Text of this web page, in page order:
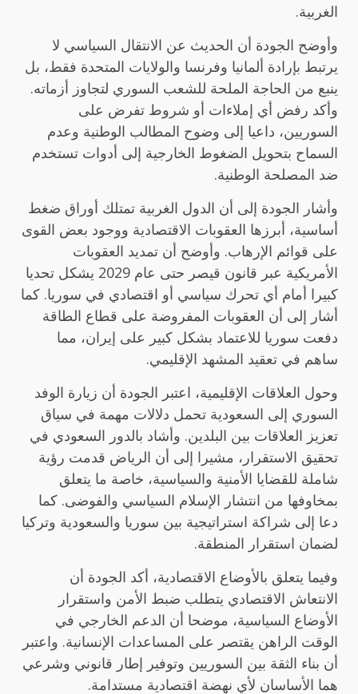
الغربية.
وأوضح الجودة أن الحديث عن الانتقال السياسي لا
يرتبط بإرادة ألمانيا وفرنسا والولايات المتحدة فقط، بل
ينبع من الحاجة الملحة للشعب السوري لتجاوز أزماته.
وأكد رفض أي إملاءات أو شروط تفرض على
السوريين، داعيا إلى وضوح المطالب الوطنية وعدم
السماح بتحويل الضغوط الخارجية إلى أدوات تستخدم
ضد المصلحة الوطنية.
وأشار الجودة إلى أن الدول الغربية تمتلك أوراق ضغط
أساسية، أبرزها العقوبات الاقتصادية ووجود بعض القوى
على قوائم الإرهاب. وأوضح أن تمديد العقوبات
الأمريكية عبر قانون قيصر حتى عام 2029 يشكل تحديا
كبيرا أمام أي تحرك سياسي أو اقتصادي في سوريا. كما
أشار إلى أن العقوبات المفروضة على قطاع الطاقة
دفعت سوريا للاعتماد بشكل كبير على إيران، مما
ساهم في تعقيد المشهد الإقليمي.
وحول العلاقات الإقليمية، اعتبر الجودة أن زيارة الوفد
السوري إلى السعودية تحمل دلالات مهمة في سياق
تعزيز العلاقات بين البلدين. وأشاد بالدور السعودي في
تحقيق الاستقرار، مشيرا إلى أن الرياض قدمت رؤية
شاملة للقضايا الأمنية والسياسية، خاصة ما يتعلق
بمخاوفها من انتشار الإسلام السياسي والفوضى. كما
دعا إلى شراكة استراتيجية بين سوريا والسعودية وتركيا
لضمان استقرار المنطقة.
وفيما يتعلق بالأوضاع الاقتصادية، أكد الجودة أن
الانتعاش الاقتصادي يتطلب ضبط الأمن واستقرار
الأوضاع السياسية، موضحا أن الدعم الخارجي في
الوقت الراهن يقتصر على المساعدات الإنسانية. واعتبر
أن بناء الثقة بين السوريين وتوفير إطار قانوني وشرعي
هما الأساسان لأي نهضة اقتصادية مستدامة.